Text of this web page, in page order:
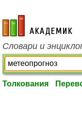
academic.ru
Словари и
Толкования